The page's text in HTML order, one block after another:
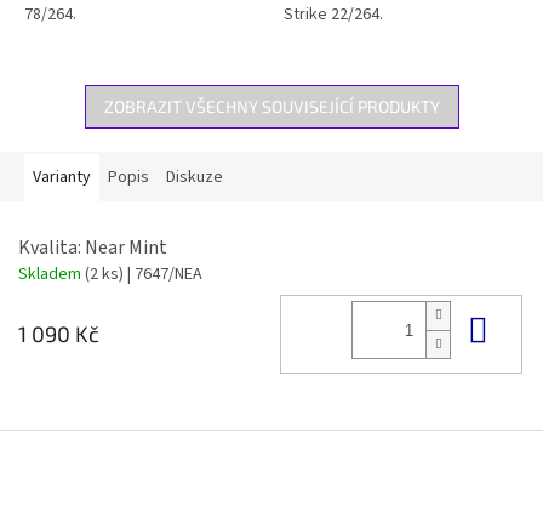
78/264.
Strike 22/264.
ZOBRAZIT VŠECHNY SOUVISEJÍCÍ PRODUKTY
Varianty Popis Diskuze
Kvalita: Near Mint
Skladem (2 ks) | 7647/NEA
1 090 Kč